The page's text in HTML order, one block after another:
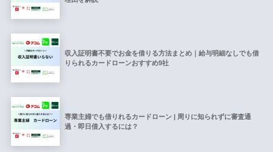
収入証明書不要でお金を借りる方法まとめ｜給与明細なしでも借
りられるカードローンおすすめ9社
専業主婦でも借りれるカードローン | 周りに知られずに審査通
過・即日借入するには？